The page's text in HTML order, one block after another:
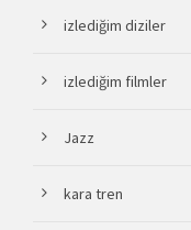
izlediğim diziler
izlediğim filmler
Jazz
kara tren